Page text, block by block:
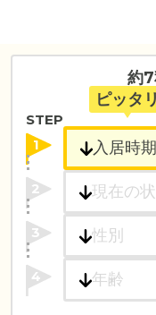
約7
ピッタリ
STEP
1
2
3
4